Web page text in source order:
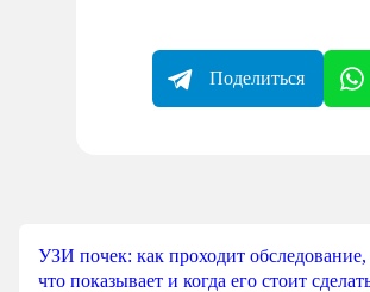
Поделиться
УЗИ почек: как проходит обследование,
что показывает и когда его стоит